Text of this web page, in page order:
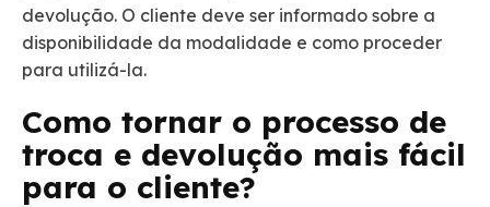
devolução. O cliente deve ser informado sobre a
disponibilidade da modalidade e como proceder
para utilizá-la.
Como tornar o processo de
troca e devolução mais fácil
para o cliente?